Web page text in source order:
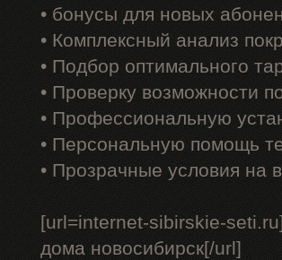
• бонусы для новых
• Комплексный анализ
• Подбор оптимального
• Проверку возможности
• Профессиональную
• Персональную помощь
• Прозрачные условия на
[url=internet-sibirskie-
дома новосибирск[/url]